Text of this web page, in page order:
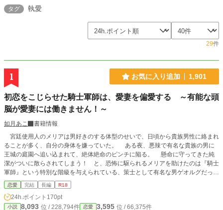
タグ 執愛
29件
1 お気に入り追加 1,901
初恋をこじらせた騎士軍師は、愛妻を偏愛する ～有能な頭
脳が愛妻には働きません！～
如月あこ
書籍情報
宮廷使用人のメリアは男好きのする体型のせいで、日頃から貴族男性に絡まれ
ることが多く、自分の身体を嫌っていた。 ある夜、悪辣で有名な貴族の男に
王城の庭園へ追い込まれて、絶体絶命のピンチに陥る。 懸命に守ってきた純
潔がついに散らされてしまう！ と、恐怖に駆られるメリアを助けたのは『騎士
軍師』という特別な階級を与えられている、策士として有名な男ゲオルグだっ
た。 メリアはゲオルグの提案で、大切な人たちを守るために、彼と契約結婚
をすることになるが――。 騎士軍師（40歳）×宮廷使用人（22歳） ひた
すら不器用で素直な二人の、両片想いむずむずストーリー。 ※ヒロインは、む
ちっとした体型（太っているわけではないが、本人は太っていると思い込んでい
恋愛 完結 長編 R18
24h.ポイント 170pt
小説 8,093 位 / 228,794件 恋愛 3,595 位 / 66,375件